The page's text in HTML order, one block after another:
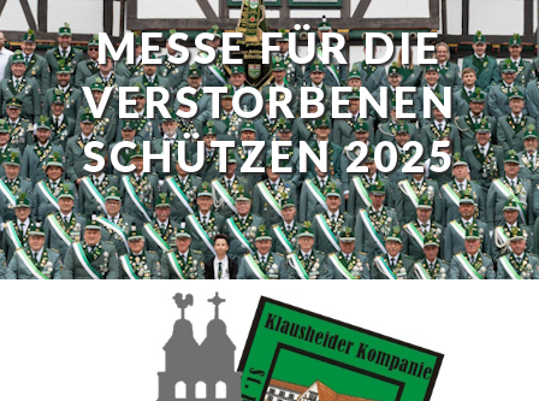
MESSE FÜR DIE
VERSTORBENEN
SCHÜTZEN 2025